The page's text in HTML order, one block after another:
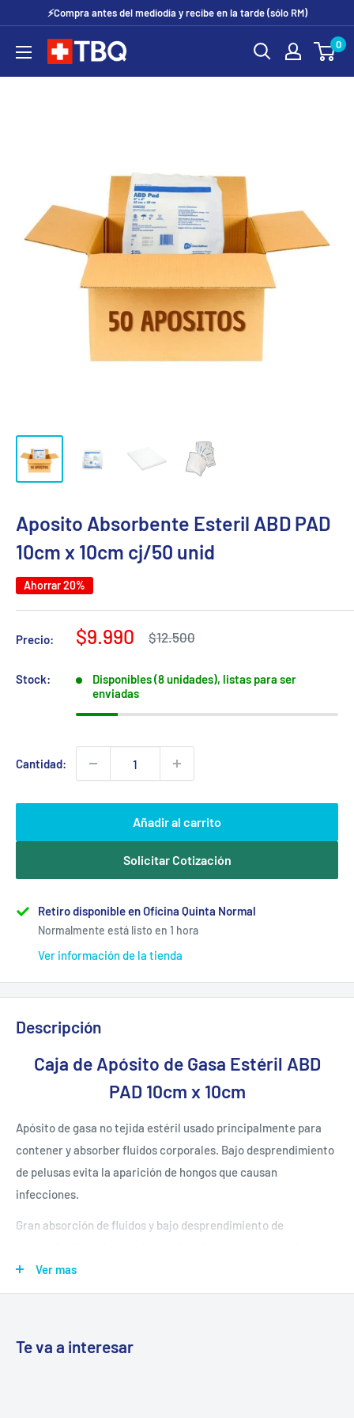
contenido
⚡Compra antes del mediodía y recibe en la tarde (sólo RM)
tubotiquin.cl 0
Aposito Absorbente Esteril ABD PAD
10cm x 10cm cj/50 unid
Ahorrar 20%
Precio:
Precio
venta
$9.990
Precio
$12.500
Stock:
Disponibles (8 unidades), listas para ser
enviadas
Cantidad:
Añadir al carrito
Solicitar Cotización
Retiro disponible en Oficina Quinta Normal
Normalmente está listo en 1 hora
Ver información de la tienda
Descripción
Caja de Apósito de Gasa Estéril ABD
PAD 10cm x 10cm
Apósito de gasa no tejida estéril usado principalmente para
contener y absorber fluidos corporales. Bajo desprendimiento
de pelusas evita la aparición de hongos que causan
infecciones.
Gran absorción de fluidos y bajo desprendimiento de
cuidado de heridas.
material absorbente.Excelente sustituto de la compresade
Sin látex.
Ver mas
Te va a interesar